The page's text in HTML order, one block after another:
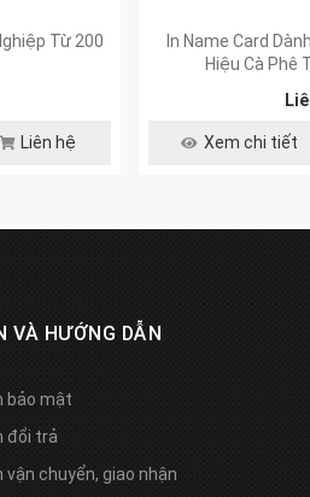
Từ 200
Liên hệ
In Name Card
Hiệu Cà Phê
Xem chi tiết
VÀ HƯỚNG DẪN
bảo mật
đổi trả
vận chuyển, giao nhận